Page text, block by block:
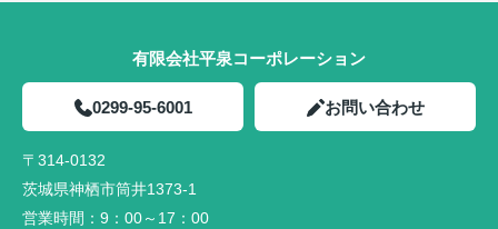
有限会社平泉コーポレーション
0299-95-6001 お問い合わせ
〒314-0132
茨城県神栖市筒井1373-1
営業時間： 9：00～17：00